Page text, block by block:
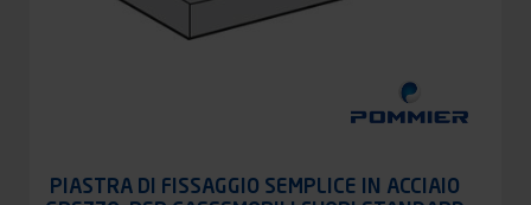
PIASTRA DI FISSAGGIO SEMPLICE IN ACCIAIO